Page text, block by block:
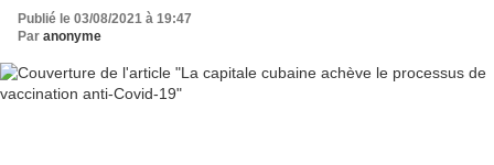
Publié le 03/08/2021 à 19:47
Par anonyme